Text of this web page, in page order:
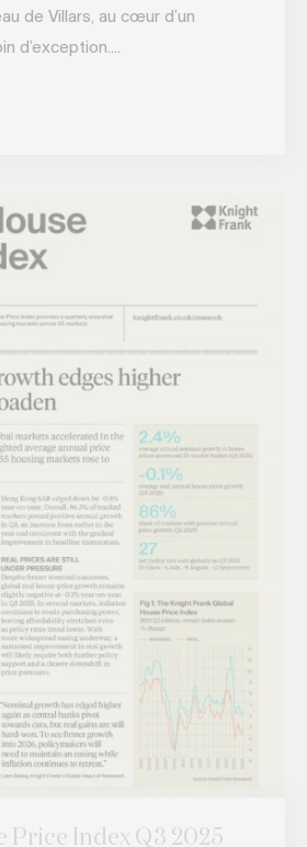
de Villars, au cœur d’un
d’exception....
Price Index Q3 2025